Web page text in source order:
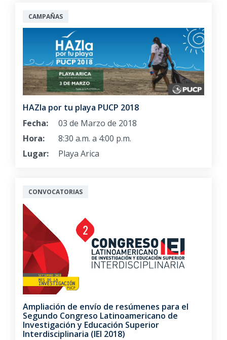
CAMPAÑAS
HAZla por tu playa PUCP 2018
Fecha:
03 de Marzo de 2018
Hora:
8:30 a.m. a 4:00 p.m.
Lugar:
Playa Arica
CONVOCATORIAS
Ampliación de envío de resúmenes para el
Segundo Congreso Latinoamericano de
Investigación y Educación Superior
Interdisciplinaria (IEI 2018)